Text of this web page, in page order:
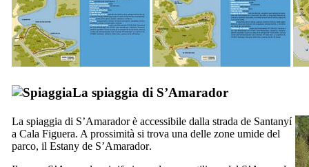
La spiaggia di S’Amarador
La spiaggia di S’Amaradorè accessibile dalla strada de Santanyí
a Cala Figuera. A prossimità si trova una delle zone umide del
parco, il Estany de S’Amarador.